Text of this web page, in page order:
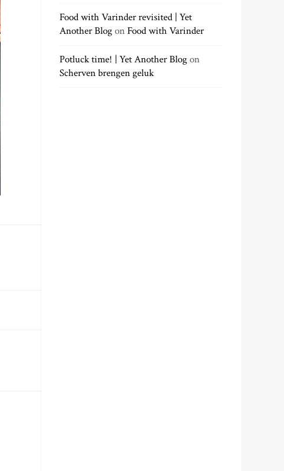
Food with Varinder revisited | Yet
Another BlogonFood with Varinder
Potluck time! | Yet Another Blogon
Scherven brengen geluk